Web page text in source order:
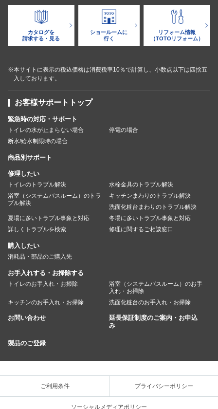
カタログを
請求する・見る
ショールームに
行く
リフォーム情報
（TOTOリフォーム）
※本サイトに表示の税込価格は消費税率10％で計算し、小数点以下は四捨五
入しております。
お客様サポートトップ
緊急時の対応・サポート
トイレの水が止まらない場合
停電の場合
断水/給水制限時の場合
商品別サポート
修理したい
トイレのトラブル解決
水栓金具のトラブル解決
浴室（システムバスルーム）のトラ
ブル解決
キッチンまわりのトラブル解決
洗面化粧台まわりのトラブル解決
夏場に多いトラブル事象と対応
冬場に多いトラブル事象と対応
詳しくトラブルを検索
修理に関するご相談窓口
購入したい
消耗品・部品のご購入先
お手入れする・お掃除する
トイレのお手入れ・お掃除
浴室（システムバスルーム）のお手
入れ・お掃除
キッチンのお手入れ・お掃除
洗面化粧台のお手入れ・お掃除
お問い合わせ
延長保証制度のご案内・お申込
み
製品のご登録
ご利用条件 プライバシーポリシー
ソーシャルメディアポリシー